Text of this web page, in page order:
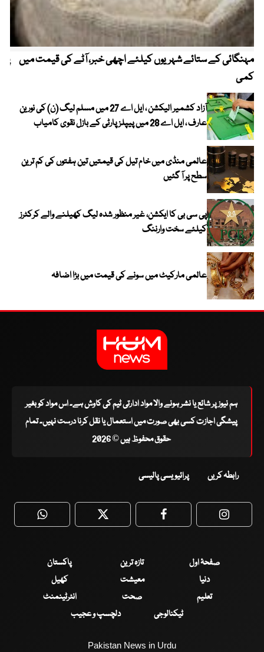
مہنگائی کے ستائے شہریوں کیلئے اچھی خبر، آٹے کی قیمت میں
کمی
آزاد کشمیر الیکشن ، ایل اے 27 میں مسلم لیگ (ن) کی نورین
عارف ، ایل اے 28 میں پیپلز پارٹی کے بازل نقوی کامیاب
عالمی منڈی میں خام تیل کی قیمتیں تین ہفتوں کی کم ترین
سطح پر آ گئیں
پی سی بی کا ایکشن، غیر منظور شدہ لیگ کھیلنے والے کرکٹرز
کیلئے سخت وارننگ
عالمی مارکیٹ میں سونے کی قیمت میں بڑا اضافہ
ہم نیوز پر شائع یا نشر ہونے والا مواد ادارتی ٹیم کی کاوش ہے۔ اس مواد کو بغیر
پیشگی اجازت کسی بھی صورت میں استعمال یا نقل کرنا درست نہیں۔ تمام
حقوق محفوظ ہیں © 2026
رابطہ کریں پرائیویسی پالیسی
WhatsApp Twitter Facebook
صفحۂ اول تازہ ترین
پاکستان
دنیا
معیشت
کھیل
تعلیم
صحت
انٹرٹینمنٹ
ٹیکنالوجی
دلچسپ و عجیب
Pakistan News in Urdu